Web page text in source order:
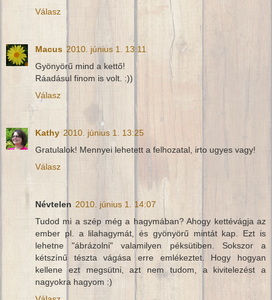
Válasz
Macus 2010. június 1. 13:11
Gyönyörű mind a kettő!
Ráadásul finom is volt. :))
Válasz
Kathy 2010. június 1. 13:25
Gratulalok! Mennyei lehetett a felhozatal, irto ugyes vagy!
Válasz
Névtelen 2010. június 1. 14:07
Tudod mi a szép még a hagymában? Ahogy kettévágja az
ember pl. a lilahagymát, és gyönyörű mintát kap. Ezt is
lehetne "ábrázolni" valamilyen péksütiben. Sokszor a
kétszínű tészta vágása erre emlékeztet. Hogy hogyan
kellene ezt megsütni, azt nem tudom, a kivitelezést a
nagyokra hagyom :)